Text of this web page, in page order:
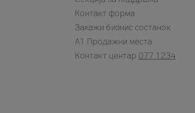
Контакт форма
Закажи бизнис состанок
A1 Продажни места
Контакт центар 077 1234